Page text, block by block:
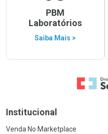
PBM
Laboratórios
Saiba Mais >
Ir para a
Institucional
Venda No Marketplace